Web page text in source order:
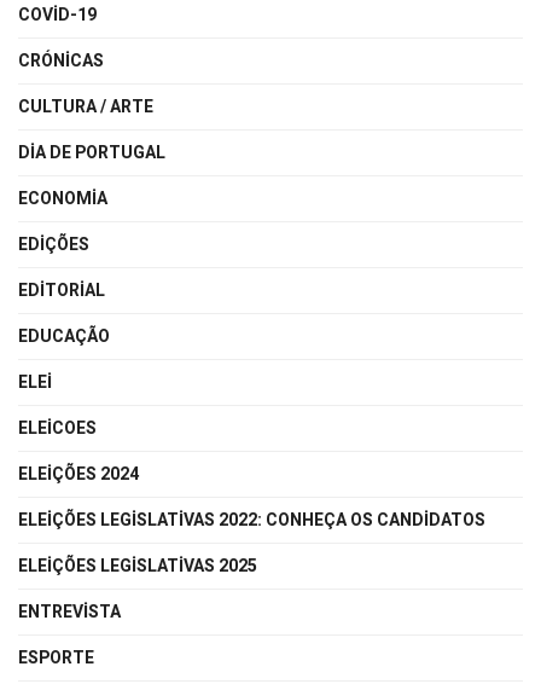
COVID-19
CRÓNICAS
CULTURA / ARTE
DIA DE PORTUGAL
ECONOMIA
EDIÇÕES
EDITORIAL
EDUCAÇÃO
ELEI
ELEICOES
ELEIÇÕES 2024
ELEIÇÕES LEGISLATIVAS 2022: CONHEÇA OS CANDIDATOS
ELEIÇÕES LEGISLATIVAS 2025
ENTREVISTA
ESPORTE